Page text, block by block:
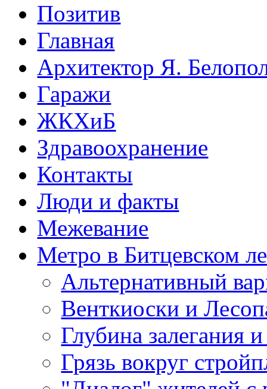
Позитив
Главная
Архитектор Я.
Гаражи
ЖКХиБ
Здравоохранение
Контакты
Люди и факты
Межевание
Метро в Битцевском
Альтернативный
Венткиоски и
Глубина залегания
Грязь вокруг